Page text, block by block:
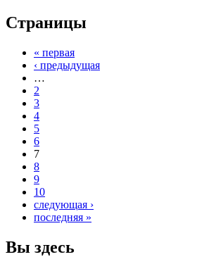
Страницы
« первая
‹ предыдущая
…
2
3
4
5
6
7
8
9
10
следующая ›
последняя »
Вы здесь